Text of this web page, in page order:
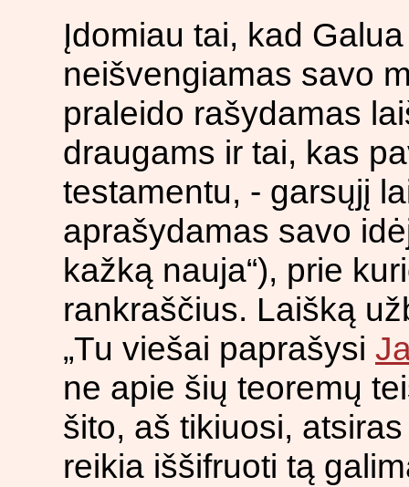
Įdomiau tai, kad
neišvengiamas savo
praleido rašydamas
draugams ir tai, kas
testamentu, - garsųjį
aprašydamas savo
kažką nauja“), prie
rankraščius. Laišką
„Tu viešai paprašysi
ne apie šių teoremų
šito, aš tikiuosi,
reikia iššifruoti tą